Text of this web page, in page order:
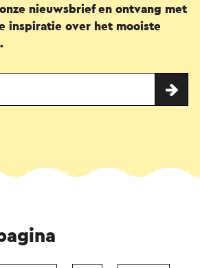
nieuwsbrief en ontvang met
inspiratie over het mooiste